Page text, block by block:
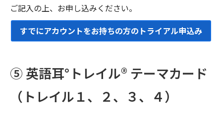
ご記入の上、お申し込みください。
すでにアカウントをお持ちの方のトライアル申込み
⑤ 英語耳°トレイル® テーマカード
（トレイル１、２、３、４）